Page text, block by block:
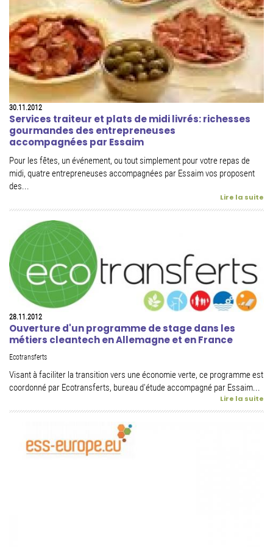
30.11.2012
Services traiteur et plats de midi livrés: richesses
gourmandes des entrepreneuses
accompagnées par Essaim
Pour les fêtes, un événement, ou tout simplement pour votre repas de
midi, quatre entrepreneuses accompagnées par Essaim vos proposent
des...
Lire la suite
28.11.2012
Ouverture d'un programme de stage dans les
métiers cleantech en Allemagne et en France
Ecotransferts
Visant à faciliter la transition vers une économie verte, ce programme est
coordonné par Ecotransferts, bureau d'étude accompagné par Essaim...
Lire la suite